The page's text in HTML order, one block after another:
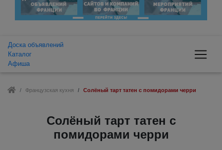
Доска объявлений
Каталог
Афиша
Французская кухня Солёный тарт татен с помидорами черри
Солёный тарт татен с
помидорами черри